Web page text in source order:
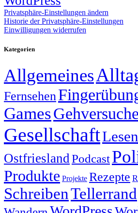
Privatsphäre-Einstellungen ändern
Historie der Privatsphäre-Einstellungen
Einwilligungen widerrufen
Kategorien
Allgemeines
Fernsehen
GamesGehversuche
GesellschaftLesen
Ostfriesland Podcast
Produkte Projekte Rezepte
SchreibenTellerrand